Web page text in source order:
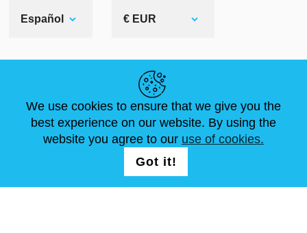
Español € EUR
NOVEDADES
ARTÍCULOS
ABOUT US
FAQ
TAMAÑOS ESTÁNDAR
CONTÁCTANOS
We use cookies to ensure that we give you the
best experience on our website. By using the
website you agree to our use of cookies.
Got it!